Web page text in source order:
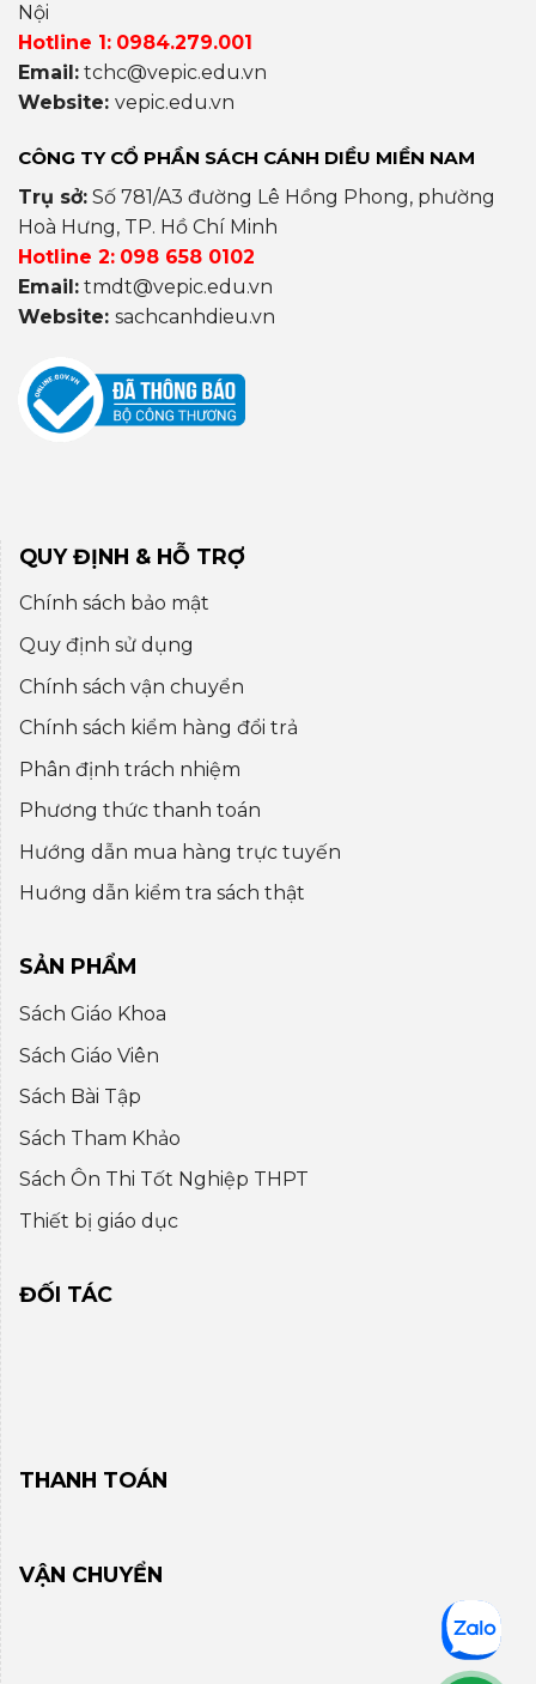
Nội
Hotline 1: 0984.279.001
Email: tchc@vepic.edu.vn
Website: vepic.edu.vn
CÔNG TY CỔ PHẦN SÁCH CÁNH DIỀU MIỀN NAM
Trụ sở: Số 781/A3 đường Lê Hồng Phong, phường
Hoà Hưng, TP. Hồ Chí Minh
Hotline 2: 098 658 0102
Email: tmdt@vepic.edu.vn
Website: sachcanhdieu.vn
QUY ĐỊNH & HỖ TRỢ
Chính sách bảo mật
Quy định sử dụng
Chính sách vận chuyển
Chính sách kiểm hàng đổi trả
Phân định trách nhiệm
Phương thức thanh toán
Hướng dẫn mua hàng trực tuyến
Huớng dẫn kiểm tra sách thật
SẢN PHẨM
Sách Giáo Khoa
Sách Giáo Viên
Sách Bài Tập
Sách Tham Khảo
Sách Ôn Thi Tốt Nghiệp THPT
Thiết bị giáo dục
ĐỐI TÁC
THANH TOÁN
VẬN CHUYỂN